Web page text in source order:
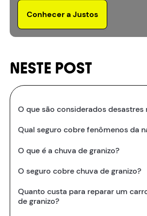
Conhecer a Justos
NESTE POST
O que são considerados desastres
Qual seguro cobre fenômenos da
O que é a chuva de granizo?
O seguro cobre chuva de granizo?
Quanto custa para reparar um
de granizo?